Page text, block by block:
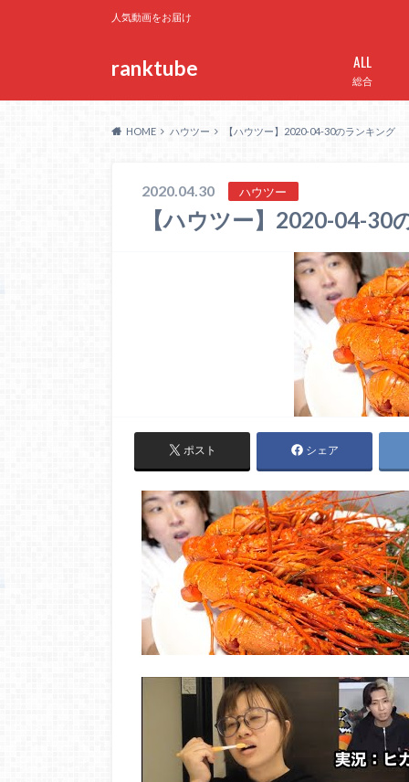
ranktube
人気動画をお届け
総合
ALL
HOME ハウツー 【ハウツー】2020-04-30のランキング
2020.04.30 ハウツー
【ハウツー】2020-04-30
ポスト シェア